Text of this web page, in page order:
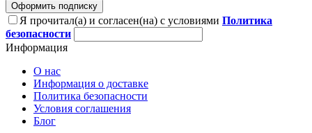
Оформить подписку
Я прочитал(а) и согласен(на) с условиями Политика
безопасности
Информация
О нас
Информация о доставке
Политика безопасности
Условия соглашения
Блог